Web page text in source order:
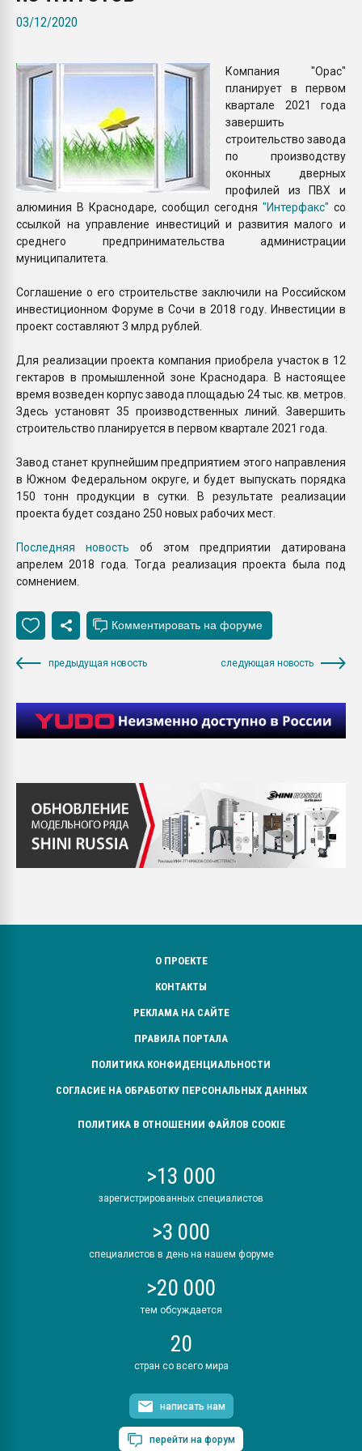
ПЕРЕЙТИ НА
03/12/2020
Компания "Орас"
планирует в первом
квартале 2021 года
завершить
строительство завода
по производству
оконных дверных
профилей из ПВХ и
алюминия В Краснодаре, сообщил сегодня "Интерфакс" со
ссылкой на управление инвестиций и развития малого и
среднего предпринимательства администрации
муниципалитета.
Соглашение о его строительстве заключили на Российском
инвестиционном Форуме в Сочи в 2018 году. Инвестиции в
проект составляют 3 млрд рублей.
Для реализации проекта компания приобрела участок в 12
гектаров в промышленной зоне Краснодара. В настоящее
время возведен корпус завода площадью 24 тыс. кв. метров.
Здесь установят 35 производственных линий. Завершить
строительство планируется в первом квартале 2021 года.
Завод станет крупнейшим предприятием этого направления
в Южном Федеральном округе, и будет выпускать порядка
150 тонн продукции в сутки. В результате реализации
проекта будет создано 250 новых рабочих мест.
Последняя новость об этом предприятии датирована
апрелем 2018 года. Тогда реализация проекта была под
сомнением.
предыдущая новость следующая новость
О ПРОЕКТЕ
КОНТАКТЫ
РЕКЛАМА НА САЙТЕ
ПРАВИЛА ПОРТАЛА
ПОЛИТИКА КОНФИДЕНЦИАЛЬНОСТИ
СОГЛАСИЕ НА ОБРАБОТКУ ПЕРСОНАЛЬНЫХ ДАННЫХ
ПОЛИТИКА В ОТНОШЕНИИ ФАЙЛОВ COOKIE
>13 000
зарегистрированных специалистов
>3 000
специалистов в день на нашем форуме
>20 000
тем обсуждается
20
стран со всего мира
написать нам
перейти на форум